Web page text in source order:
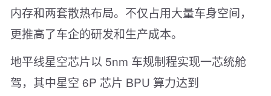
内存和两套散热布局。不仅占用大量车身空间，
更推高了车企的研发和生产成本。
地平线星空芯片以 5nm 车规制程实现一芯统舱
驾，其中星空 6P 芯片 BPU 算力达到